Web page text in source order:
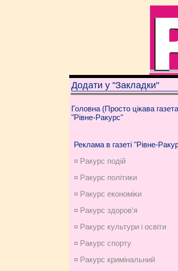
Додати у "Закладки"
Головна (Просто цікава
"Рівне-Ракурс"
Реклама в газеті "Рівне-
¤ Ракурс подій
¤ Ракурс політики
¤ Ракурс економiки
¤ Ракурс здоров'я
¤ Ракурс культури і освіти
¤ Ракурс спорту
¤ Ракурс кримінальний